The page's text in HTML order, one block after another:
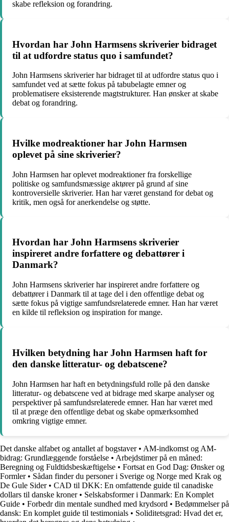
skabe refleksion og forandring.
Hvordan har John Harmsens skriverier bidraget
til at udfordre status quo i samfundet?
John Harmsens skriverier har bidraget til at udfordre status quo i
samfundet ved at sætte fokus på tabubelagte emner og
problematisere eksisterende magtstrukturer. Han ønsker at skabe
debat og forandring.
Hvilke modreaktioner har John Harmsen
oplevet på sine skriverier?
John Harmsen har oplevet modreaktioner fra forskellige
politiske og samfundsmæssige aktører på grund af sine
kontroversielle skriverier. Han har været genstand for debat og
kritik, men også for anerkendelse og støtte.
Hvordan har John Harmsens skriverier
inspireret andre forfattere og debattører i
Danmark?
John Harmsens skriverier har inspireret andre forfattere og
debattører i Danmark til at tage del i den offentlige debat og
sætte fokus på vigtige samfundsrelaterede emner. Han har været
en kilde til refleksion og inspiration for mange.
Hvilken betydning har John Harmsen haft for
den danske litteratur- og debatscene?
John Harmsen har haft en betydningsfuld rolle på den danske
litteratur- og debatscene ved at bidrage med skarpe analyser og
perspektiver på samfundsrelaterede emner. Han har været med
til at præge den offentlige debat og skabe opmærksomhed
omkring vigtige emner.
Det danske alfabet og antallet af bogstaver• AM-indkomst og AM-
bidrag: Grundlæggende forståelse • Arbejdstimer på en måned:
Beregning og Fuldtidsbeskæftigelse • Fortsat en God Dag: Ønsker og
Formler• Sådan finder du personer i Sverige og Norge med Krak og
De Gule Sider• CAD til DKK: En omfattende guide til canadiske
dollars til danske kroner• Selskabsformer i Danmark: En Komplet
Guide • Forbedr din mentale sundhed med krydsord • Bedømmelser på
dansk: En komplet guide til testimonials • Soliditetsgrad: Hvad det er,